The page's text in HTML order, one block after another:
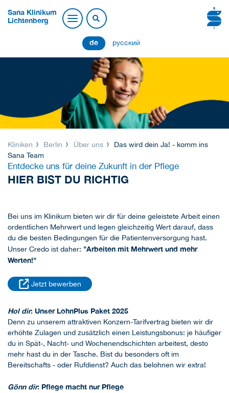
Sana Klinikum
Lichtenberg
de русский
Kliniken Berlin Über uns
Das wird dein Ja! - komm ins
Sana Team
Entdecke uns für deine Zukunft in der Pflege
HIER BIST DU RICHTIG
Bei uns im Klinikum bieten wir dir für deine geleistete Arbeit einen
ordentlichen Mehrwert und legen gleichzeitig Wert darauf, dass
du die besten Bedingungen für die Patientenversorgung hast.
Unser Credo ist daher: "Arbeiten mit Mehrwert und mehr
Werten!"
Jetzt bewerben
Hol dir: Unser LohnPlus Paket 2025
Denn zu unserem attraktiven Konzern-Tarifvertrag bieten wir dir
erhöhte Zulagen und zusätzlich einen Leistungsbonus: je häufiger
du in Spät-, Nacht- und Wochenendschichten arbeitest, desto
mehr hast du in der Tasche. Bist du besonders oft im
Bereitschafts - oder Rufdienst? Auch das belohnen wir extra!
Gönn dir: Pflege macht nur Pflege